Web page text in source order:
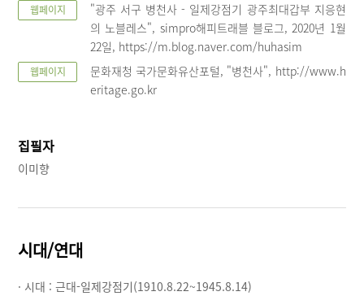
웹페이지
"광주 서구 병천사 - 일제강점기 광주최대갑부 지응현
의 노블레스", simpro해피트래블 블로그, 2020년 1월
22일, https://m.blog.naver.com/huhasim
웹페이지
문화재청 국가문화유산포털, "병천사", http://www.h
eritage.go.kr
집필자
이미향
시대/연대
· 시대 :근대-일제강점기(1910.8.22~1945.8.14)